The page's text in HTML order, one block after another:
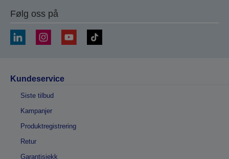
Følg oss på
Kundeservice
Siste tilbud
Kampanjer
Produktregistrering
Retur
Garantisjekk